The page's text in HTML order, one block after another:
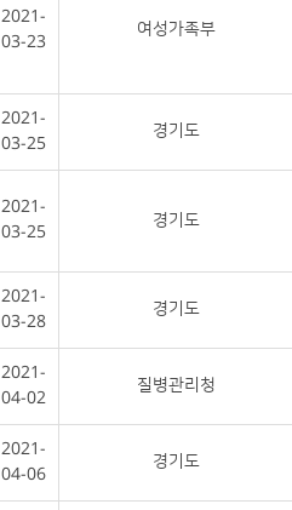
2021-
03-23
여성가족부
2021-
03-25
경기도
2021-
03-25
경기도
2021-
03-28
경기도
2021-
04-02
질병관리청
2021-
04-06
경기도